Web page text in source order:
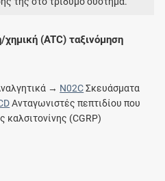
(ATC) ταξινόμηση
→ N02CΣκευάσματα
Ανταγωνιστές πεπτιδίου που
καλσιτονίνης (CGRP)